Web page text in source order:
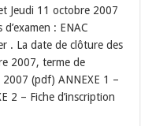
Jeudi 11 octobre 2007
: ENAC
. La date de clôture des
2007, terme de
(pdf) ANNEXE 1 –
2 – Fiche d’inscription